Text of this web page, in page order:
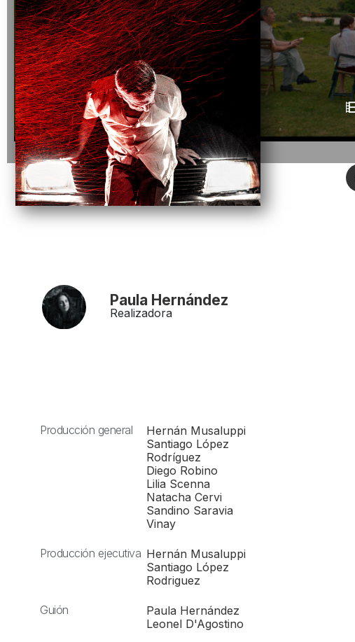
Paula Hernández
Realizadora
Producción general
Hernán Musaluppi
Santiago López
Rodríguez
Diego Robino
Lilia Scenna
Natacha Cervi
Sandino Saravia
Vinay
Producción ejecutiva Hernán Musaluppi
Santiago López
Rodriguez
Guión
Paula Hernández
Leonel D'Agostino